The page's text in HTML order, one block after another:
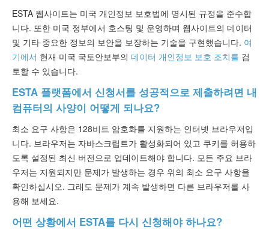
ESTA 웹사이트는 미국 개인정보 보호법에 명시된 규정을 준수합
니다. 또한 미국 정부에서 호스팅 및 운영하며 웹사이트의 데이터
및 기타 중요한 정보의 보안을 보장하는 기술을 구현했습니다. 여
기에서 현재 미국 국토안보부의 데이터 개인정보 보호 조치를 검
토할 수 있습니다.
ESTA 플랫폼에서 신청서를 성공적으로 제출하려면 내
컴퓨터의 사양이 어떻게 되나요?
최소 요구 사항은 128비트 암호화를 지원하는 인터넷 브라우저입
니다. 브라우저는 자바스크립트가 활성화되어 있고 쿠키를 허용하
도록 설정된 최신 버전으로 업데이트해야 합니다. 모든 주요 브라
우저는 지원되지만 문제가 발생하는 경우 위의 최소 요구 사항을
확인하십시오. 그래도 문제가 계속 발생하면 다른 브라우저를 사
용해 보세요.
어떤 상황에서 ESTA를 다시 신청해야 하나요?